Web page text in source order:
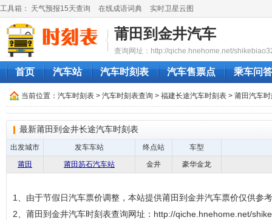
工具箱： 天气预报15天查询 在线成语词典 实时卫星云图
莆田到金井汽车
查询网址：http://qiche.hnehome.net/
首页 汽车站 汽车时刻表 汽车售票点 乘车问答
当前位置： 汽车时刻表 > 汽车时刻表查询 > 福建长途汽车时刻表 > 莆田汽车
最新莆田到金井长途汽车时刻表
出发城市 发车车站 终点站
车型
莆田
莆田笏石汽车站 金井 豪华金龙
1、由于节假日汽车票价调整，本站提供莆田到金井汽车票价仅供参
2、莆田到金井汽车时刻表查询网址：http://qiche.hnehome.net/